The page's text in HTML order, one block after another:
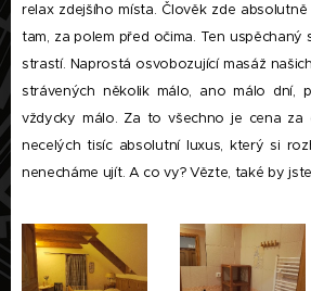
relax zdejšího místa. Člověk zde
tam, za polem před očima. Ten uspěchaný
strastí. Naprostá osvobozující masáž
strávených několik málo, ano málo dní,
vždycky málo. Za to všechno je cena
necelých tisíc absolutní luxus, který si
nenecháme ujít. A co vy? Vězte, také by